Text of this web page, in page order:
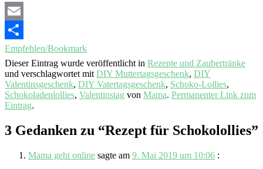
Email
Empfehlen/Bookmark
Dieser Eintrag wurde veröffentlicht in Rezepte und Zaubertränke
und verschlagwortet mit DIY Muttertagsgeschenk, DIY
Valentinsgeschenk, DIY Vatertagsgeschenk, Schoko-Lollies,
Schokoladenlollies, Valentinstag von Mama. Permanenter Link zum
Eintrag.
3 Gedanken zu “Rezept für Schokolollies”
Mama geht online sagte am 9. Mai 2019 um 10:06 :